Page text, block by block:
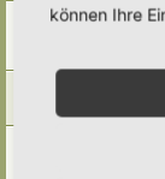
können Ihre